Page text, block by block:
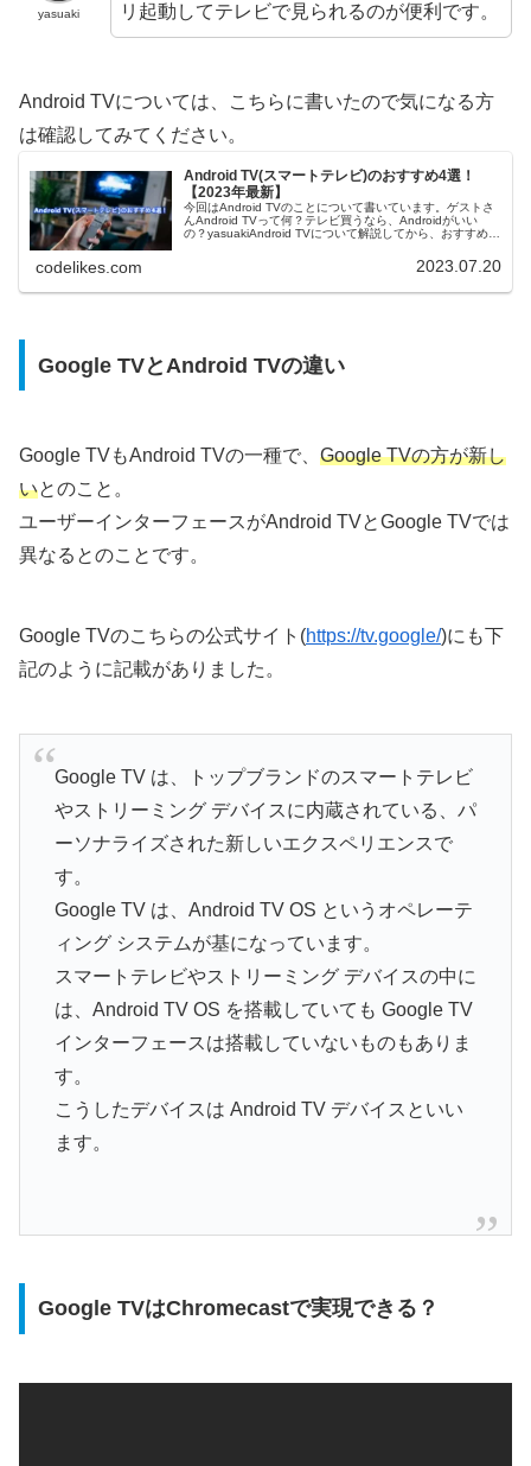
yasuaki
リ起動してテレビで見られるのが便利です。
Android TVについては、こちらに書いたので気になる方
は確認してみてください。
Android TV(スマートテレビ)のおすすめ4選！
【2023年最新】
今回はAndroid TVのことについて書いています。ゲストさ
んAndroid TVって何？テレビ買うなら、Androidがいい
の？yasuakiAndroid TVについて解説してから、おすすめの
codelikes.com 2023.07.20
Google TVとAndroid TVの違い
Google TVもAndroid TVの一種で、 Google TVの方が新し
いとのこと。
ユーザーインターフェースがAndroid TVとGoogle TVでは
異なるとのことです。
Google TVのこちらの公式サイト(https://tv.google/)にも下
記のように記載がありました。
Google TV は、トップブランドのスマートテレビ
やストリーミング デバイスに内蔵されている、パ
ーソナライズされた新しいエクスペリエンスで
す。
Google TV は、Android TV OS というオペレーテ
ィング システムが基になっています。
スマートテレビやストリーミング デバイスの中に
は、Android TV OS を搭載していても Google TV
インターフェースは搭載していないものもありま
す。
こうしたデバイスは Android TV デバイスといい
ます。
Google TVはChromecastで実現できる？